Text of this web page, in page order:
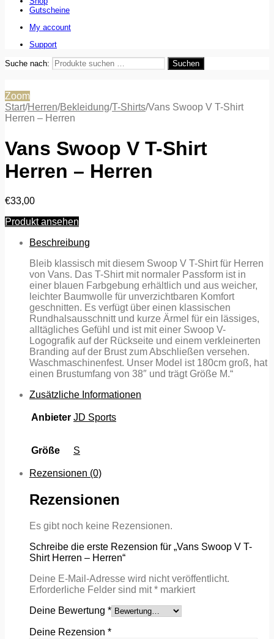
Gutscheine
My account
Support
Suche nach: Suchen
Zoom
Start/Herren/Bekleidung/T-Shirts/Vans Swoop V T-Shirt
Herren – Herren
Vans Swoop V T-Shirt
Herren – Herren
€33,00
Produkt ansehen
Beschreibung
Bleib klassisch mit diesem Swoop V T-Shirt für Herren
von Vans. Das T-Shirt mit normaler Passform ist in
einer blauen Farbgebung erhältlich und aus weicher,
leichter Baumwolle für unverzichtbaren Komfort
geschnitten. Es verfügt über einen klassischen
Rundhalsausschnitt und kurze Ärmel für ein lässiges,
alltägliches Gefühl und ist mit einer Swoop V-
Logografik auf der Rückseite und einem verkleinerten
Branding auf der Brust zum Abschließen versehen.
Waschmaschinenfest. Unser Model ist 180cm groß, hat
einen Brustumfang von 38″ und trägt Größe M.“
Zusätzliche Informationen
Anbieter JD Sports
Größe S
Rezensionen (0)
Rezensionen
Es gibt noch keine Rezensionen.
Schreibe die erste Rezension für „Vans Swoop V T-
Shirt Herren – Herren“
Deine E-Mail-Adresse wird nicht veröffentlicht.
Erforderliche Felder sind mit* markiert
Deine Bewertung *
Deine Rezension *